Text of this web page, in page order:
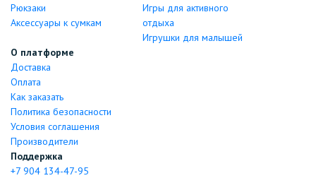
Рюкзаки
Аксессуары к сумкам
Игры для активного
отдыха
Игрушки для малышей
О платформе
Доставка
Оплата
Как заказать
Политика безопасности
Условия соглашения
Производители
Поддержка
+7 904 134-47-95